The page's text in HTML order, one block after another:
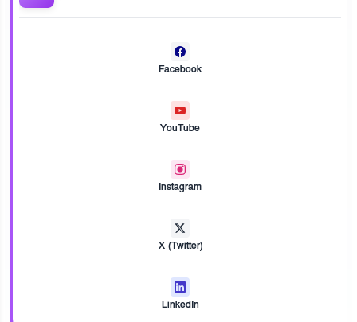
Facebook
YouTube
Instagram
X (Twitter)
LinkedIn